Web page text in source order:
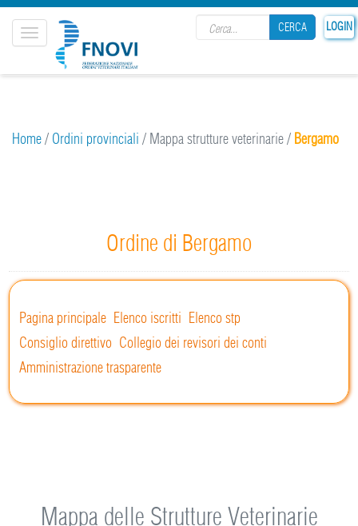
LOGIN
CERCA
Toggle
navigation
Home/ Ordini provinciali / Mappa strutture veterinarie/ Bergamo
Ordine di Bergamo
Pagina principale Elenco iscritti Elenco stp
Consiglio direttivo Collegio dei revisori dei conti
Amministrazione trasparente
Mappa delle Strutture Veterinarie